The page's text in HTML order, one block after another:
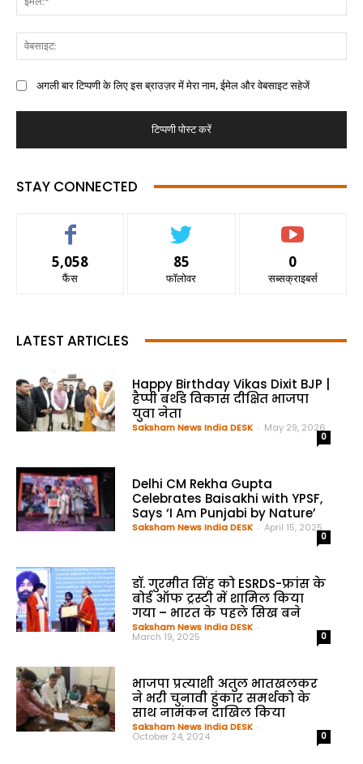
अगली बार टिप्पणी के लिए इस ब्राउज़र में मेरा नाम, ईमेल और वेबसाइट सहेजें
STAY CONNECTED
5,058
फैंस
85
फॉलोवर
0
सब्सक्राइबर्स
LATEST ARTICLES
Happy Birthday Vikas Dixit BJP |
हैप्पी बर्थडे विकास दीक्षित भाजपा
युवा नेता
Saksham News India DESK - May 29, 2026
0
Delhi CM Rekha Gupta
Celebrates Baisakhi with YPSF,
Says ‘I Am Punjabi by Nature’
Saksham News India DESK - April 15, 2025
0
डॉ. गुरमीत सिंह को ESRDS-फ्रांस के
बोर्ड ऑफ ट्रस्टी में शामिल किया
गया – भारत के पहले सिख बने
Saksham News India DESK -
March 19, 2025 0
भाजपा प्रत्याशी अतुल भातखलकर
ने भरी चुनावी हुंकार समर्थको के
साथ नामंकन दाखिल किया
Saksham News India DESK -
October 24, 2024 0